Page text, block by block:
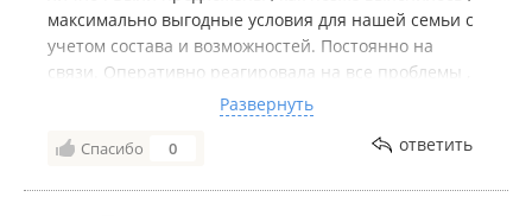
максимально выгодные условия для нашей семьи с
учетом состава и возможностей. Постоянно на
связи. Оперативно реагировала на все проблемы ,
кот возникали в поездке, давала правильные
советы, подсказывала варианты взаимодействия с
принимающей стороной . К сожалению анекс тур-
Развернуть
Спасибо 0 ответить